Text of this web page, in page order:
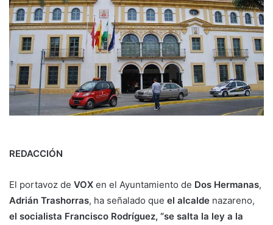
REDACCIÓN
El portavoz de VOX en el Ayuntamiento de Dos Hermanas,
Adrián Trashorras, ha señalado que el alcalde nazareno,
el socialista Francisco Rodríguez, “se salta la ley a la